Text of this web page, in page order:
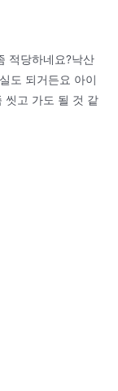
적당하네요?낙산
도 되거든요 아이
씻고 가도 될 것 같